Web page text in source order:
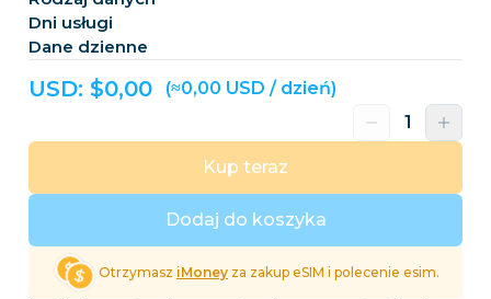
Dni usługi
Dane dzienne
USD: $0,00 (≈0,00 USD / dzień)
Dodaj do koszyka
Kup teraz
Otrzymasz iMoney za zakup eSIM i polecenie esim.